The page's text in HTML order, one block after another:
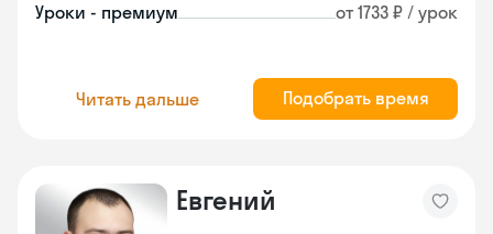
Уроки - премиум от 1733 ₽ / урок
Читать дальше Подобрать время
Евгений